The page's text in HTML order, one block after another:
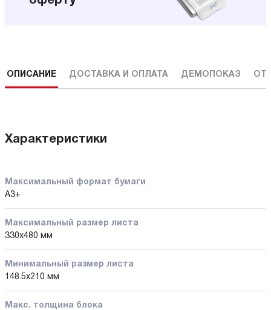
ОПИСАНИЕ ДОСТАВКА И ОПЛАТА ДЕМОПОКАЗ
Характеристики
Максимальный формат бумаги
A3+
Максимальный размер листа
330х480 мм
Минимальный размер листа
148.5х210 мм
Макс. толщина блока